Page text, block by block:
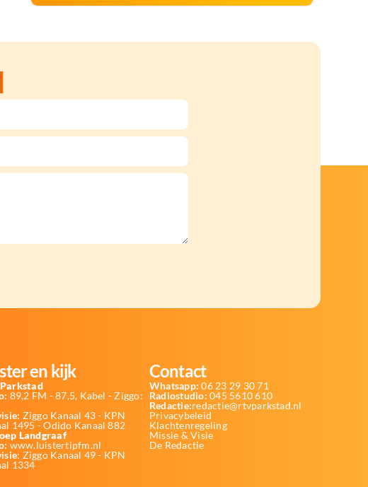
en kijk
89,2 FM - 87,5, Kabel - Ziggo:
Ziggo Kanaal 43 - KPN
1495 - Odido Kanaal 882
Landgraaf
www.luistertipfm.nl
: Ziggo Kanaal 49 - KPN
1334
Contact
Whatsapp: 06 23 29 30 71
Radiostudio: 045 5610 610
Redactie:redactie@rtvparkstad.nl
Privacybeleid
Klachtenregeling
Missie & Visie
De Redactie